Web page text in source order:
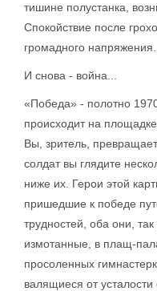
тишине полустанка,
Спокойствие после
громадного напряжения.
И снова - война...
«Победа» - полотно
происходит на
Вы, зритель,
солдат вы глядите
ниже их. Герои этой
пришедшие к победе
трудностей, оба они,
измотанные, в плащ-
просоленных
валящиеся от усталости